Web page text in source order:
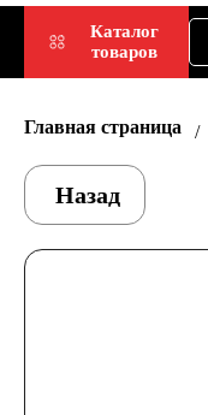
Каталог
товаров
Главная страница
Назад